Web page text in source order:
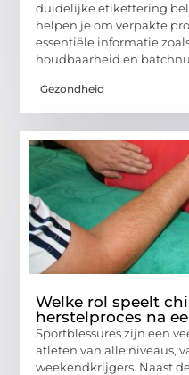
duidelijke etikettering
helpen je om verpakte
essentiële informatie
houdbaarheid en
Gezondheid
Welke rol speelt
herstelproces na
Sportblessures zijn een
atleten van alle niveaus,
weekendkrijgers. Naast